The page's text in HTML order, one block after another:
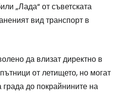
„Лада“ от съветската
вид транспорт в
да влизат директно в
от летището, но могат
до покрайнините на